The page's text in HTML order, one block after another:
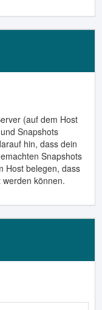
(auf dem Host
Snapshots
hin, dass dein
Snapshots
Host belegen, dass
können.